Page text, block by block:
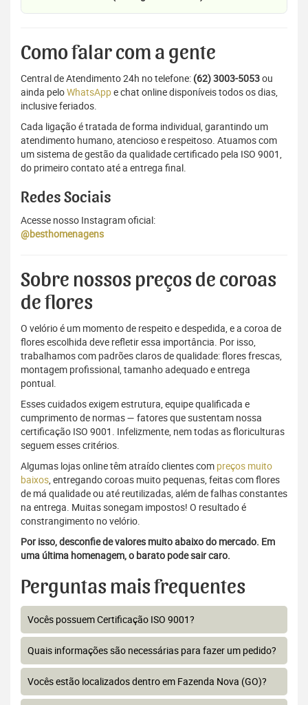
Como falar com a gente
Central de Atendimento 24h no telefone: (62) 3003-5053ou
ainda peloWhatsAppe chat online disponíveis todos os dias,
inclusive feriados.
Cada ligação é tratada de forma individual, garantindo um
atendimento humano, atencioso e respeitoso. Atuamos com
um sistema de gestão da qualidade certificado pela ISO 9001,
do primeiro contato até a entrega final.
Redes Sociais
Acesse nosso Instagram oficial:
@besthomenagens
Sobre nossos preços de coroas
de flores
O velório é um momento de respeito e despedida, e a coroa de
flores escolhida deve refletir essa importância. Por isso,
trabalhamos com padrões claros de qualidade: flores frescas,
montagem profissional, tamanho adequado e entrega
pontual.
Esses cuidados exigem estrutura, equipe qualificada e
cumprimento de normas — fatores que sustentam nossa
certificação ISO 9001. Infelizmente, nem todas as floriculturas
seguem esses critérios.
Algumas lojas online têm atraído clientes com preços muito
baixos, entregando coroas muito pequenas, feitas com flores
de má qualidade ou até reutilizadas, além de falhas constantes
na entrega. Muitas sonegam impostos! O resultado é
constrangimento no velório.
Por isso, desconfie de valores muito abaixo do mercado. Em
uma última homenagem, o barato pode sair caro.
Perguntas mais frequentes
Vocês possuem Certificação ISO 9001?
Quais informações são necessárias para fazer um pedido?
Vocês estão localizados dentro em Fazenda Nova (GO)?